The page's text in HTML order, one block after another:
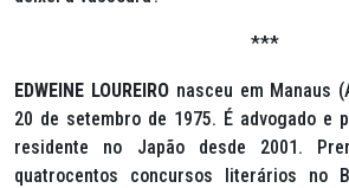
***
EDWEINE LOUREIROnasceu em Manaus
20 de setembro de 1975. É advogado e
residente no Japão desde 2001.
quatrocentos concursos literários no